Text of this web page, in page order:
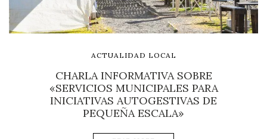
ACTUALIDAD LOCAL
CHARLA INFORMATIVA SOBRE
«SERVICIOS MUNICIPALES PARA
INICIATIVAS AUTOGESTIVAS DE
PEQUEÑA ESCALA»